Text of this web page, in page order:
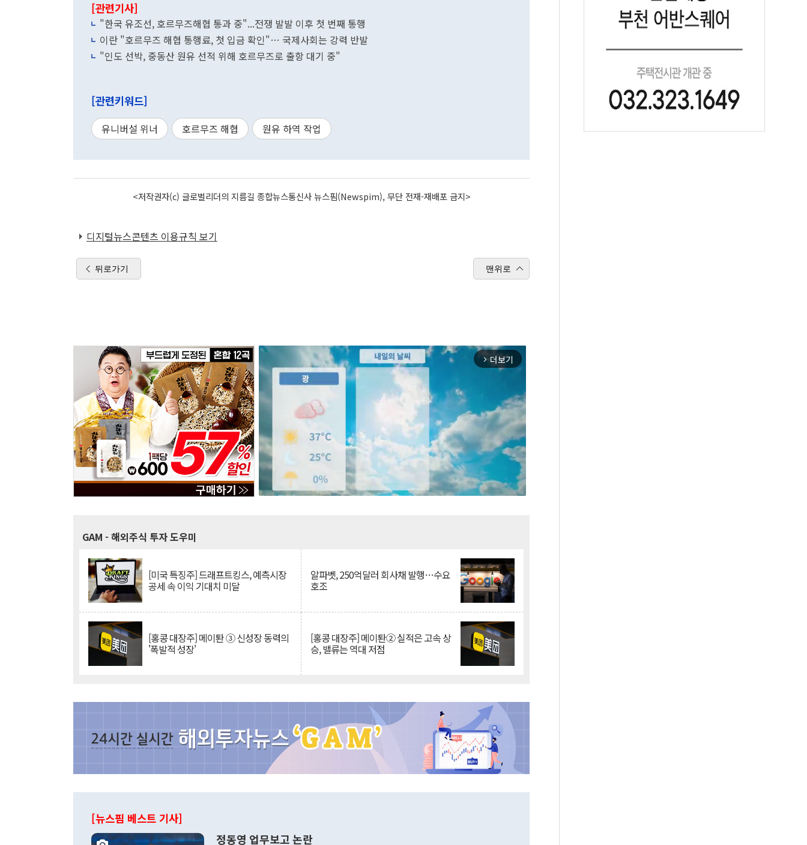
[관련기사]
"한국 유조선, 호르무즈해협 통과 중"...전쟁 발발 이후 첫 번째 통행
이란 "호르무즈 해협 통행료, 첫 입금 확인"… 국제사회는 강력 반발
"인도 선박, 중동산 원유 선적 위해 호르무즈로 출항 대기 중"
[관련키워드]
유니버설 위너 호르무즈 해협 원유 하역 작업
<저작권자(c) 글로벌리더의 지름길 종합뉴스통신사 뉴스핌(Newspim), 무단 전재-재배포 금지>
디지털뉴스콘텐츠 이용규칙 보기
뒤로가기 맨위로
arrow_forward_ios 더보기
GAM - 해외주식 투자 도우미
[미국 특징주] 드래프트킹스, 예측시장
공세 속 이익 기대치 미달
알파벳, 250억달러 회사채 발행…수요
호조
[홍콩 대장주] 메이퇀 ③ 신성장 동력의
'폭발적 성장'
[홍콩 대장주] 메이퇀② 실적은 고속 상
승, 밸류는 역대 저점
[뉴스핌 베스트 기사]
정동영 업무보고 논란